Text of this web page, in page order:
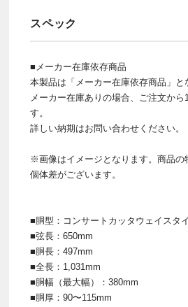
スペック
■メーカー在庫依存商品
本製品は「メーカー在庫依存商品」と
メーカー在庫ありの場合、ご注文か
す。
詳しい納期はお問い合わせください。
※画像はイメージとなります。商品の
個体差がございます。
■胴型：コンサートカッタウェイスタ
■弦長：650mm
■胴長：497mm
■全長：1,031mm
■胴幅（最大幅）：380mm
■胴厚：90〜115mm